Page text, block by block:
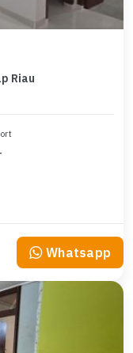
Riau
Whatsapp